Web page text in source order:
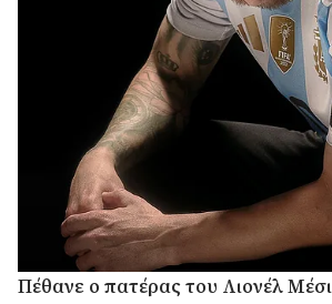
Πέθανε ο πατέρας του Λιονέλ